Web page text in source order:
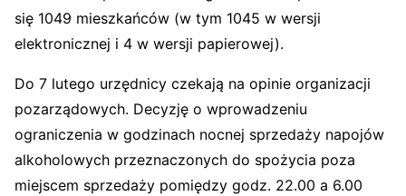
się 1049 mieszkańców (w tym 1045 w wersji
elektronicznej i 4 w wersji papierowej).
Do 7 lutego urzędnicy czekają na opinie organizacji
pozarządowych. Decyzję o wprowadzeniu
ograniczenia w godzinach nocnej sprzedaży napojów
alkoholowych przeznaczonych do spożycia poza
miejscem sprzedaży pomiędzy godz. 22.00 a 6.00